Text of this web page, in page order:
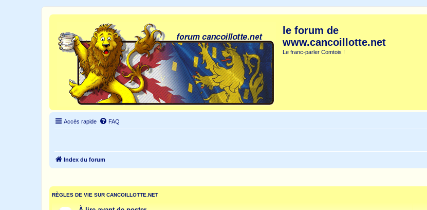
le forum de
www.cancoillotte.net
Le franc-parler Comtois !
Accès rapide FAQ
Index du forum
RÈGLES DE VIE SUR CANCOILLOTTE.NET